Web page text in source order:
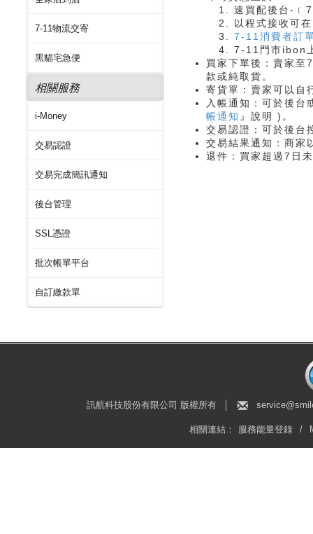
7-11物流交寄
黑貓宅急便
相關服務
i-Money
交易認證
交易完成簡訊通知
後台管理
SSL憑證
批次帳單平台
自訂繳款單
速買配後台-
以程式接收可
7-11消費者訂
7-11門市ibon
買家下單後：賣家
款或純取貨。
寄貨單：賣家可以自
入帳通知：可於後
帳通知 』說明 )。
交易認證：可於後台
交易結果通知：商家
退件：買家超過7日
訊航科技股份有限公司 版權所有
/
服務能量登錄
相關連結：